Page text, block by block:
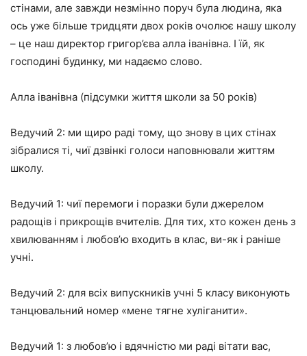
стінами, але завжди незмінно поруч була людина, яка
ось уже більше тридцяти двох років очолює нашу школу
– це наш директор григор’єва алла іванівна. І їй, як
господині будинку, ми надаємо слово.
Алла іванівна (підсумки життя школи за 50 років)
Ведучий 2: ми щиро раді тому, що знову в цих стінах
зібралися ті, чиї дзвінкі голоси наповнювали життям
школу.
Ведучий 1: чиї перемоги і поразки були джерелом
радощів і прикрощів вчителів. Для тих, хто кожен день з
хвилюванням і любов’ю входить в клас, ви-як і раніше
учні.
Ведучий 2: для всіх випускників учні 5 класу виконують
танцювальний номер «мене тягне хуліганити».
Ведучий 1: з любов’ю і вдячністю ми раді вітати вас,